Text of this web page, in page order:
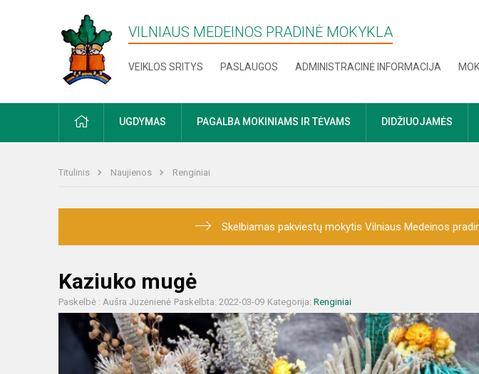
VILNIAUS MEDEINOS PRADINĖ MOKYKLA
VEIKLOS SRITYS PASLAUGOS ADMINISTRACINĖ INFORMACIJA
PRADŽIAUGDYMAS PAGALBA MOKINIAMS IR TĖVAMS DIDŽIUOJAMĖS
Titulinis Naujienos Renginiai
Skelbiamas pakviestų mokytis Vilniaus Medeinos
Kaziuko mugė
Paskelbė : Aušra Juzėnienė Paskelbta: 2022-03-09 Kategorija: Renginiai